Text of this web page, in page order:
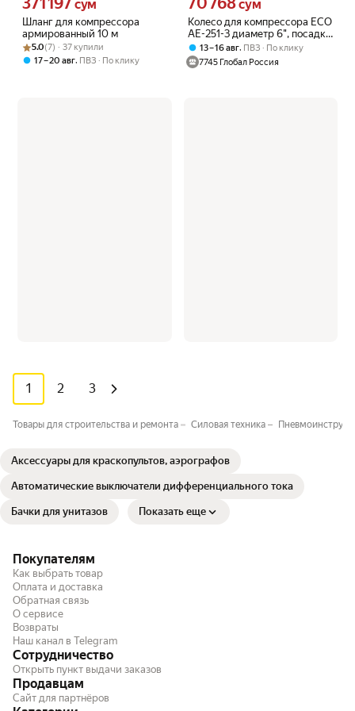
Шланг для компрессора
армированный 10 м
сум
Рейтинг товара: 5.0 из 5
Оценок: (7) · 37 купили
5.0(7) · 37 купили
17 – 20 авг, ПВЗ По клику
Колесо для компрессора ECO
AE-251-3 диаметр 6", посадка
12 мм (AE-251-3-69)
сум
13 – 16 авг, ПВЗ
По клику
7745 Глобал Россия
1 2 3
Товары для строительства и ремонта Силовая техника
Аксессуары для краскопультов, аэрографов
Автоматические выключатели дифференциального тока
Бачки для унитазов Показать еще
Покупателям
Как выбрать товар
Оплата и доставка
Обратная связь
О сервисе
Возвраты
Наш канал в Telegram
Сотрудничество
Открыть пункт выдачи заказов
Продавцам
Сайт для партнёров